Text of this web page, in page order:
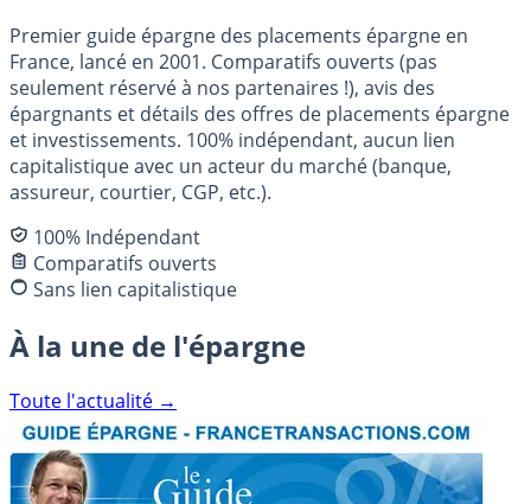
Premier guide épargne des placements épargne en
France, lancé en 2001. Comparatifs ouverts (pas
seulement réservé à nos partenaires !), avis des
épargnants et détails des offres de placements épargne
et investissements. 100% indépendant, aucun lien
capitalistique avec un acteur du marché (banque,
assureur, courtier, CGP, etc.).
100% Indépendant
Comparatifs ouverts
Sans lien capitalistique
À la une de l'épargne
Toute l'actualité →